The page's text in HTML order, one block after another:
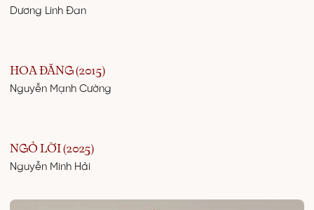
Dương Linh Đan
HOA ĐĂNG (2015)
Nguyễn Mạnh Cường
NGỎ LỜI (2025)
Nguyễn Minh Hải